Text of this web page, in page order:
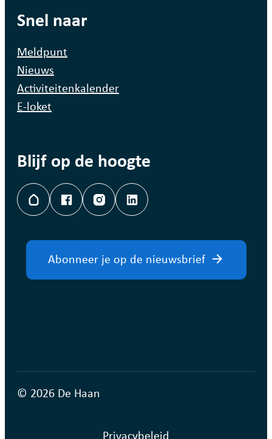
Snel naar
Meldpunt
Nieuws
Activiteitenkalender
E-loket
Blijf op de hoogte
Hoplr FacebookInstagramLinkedIn
Abonneer je op de nieuwsbrief
© 2026 De Haan
Privacybeleid